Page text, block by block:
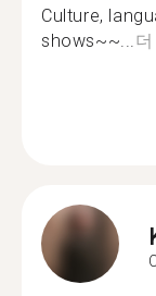
Culture,
shows~~...